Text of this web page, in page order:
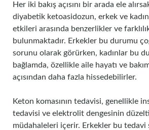
Her iki bakış açısını bir arada ele
diyabetik ketoasidozun, erkek ve
etkileri arasında benzerlikler ve
bulunmaktadır. Erkekler bu durumu
sorunu olarak görürken, kadınlar bu
bağlamda, özellikle aile hayatı ve
açısından daha fazla hissedebilirler.
Keton komasının tedavisi, genellikle
tedavisi ve elektrolit dengesinin
müdahaleleri içerir. Erkekler bu tedavi